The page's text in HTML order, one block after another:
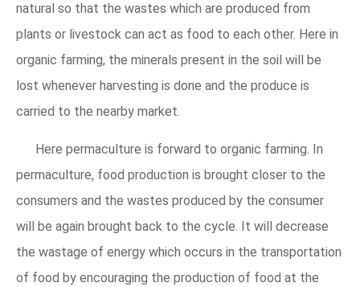
natural so that the wastes which are produced from
plants or livestock can act as food to each other. Here in
organic farming, the minerals present in the soil will be
lost whenever harvesting is done and the produce is
carried to the nearby market.
Here permaculture is forward to organic farming. In
permaculture, food production is brought closer to the
consumers and the wastes produced by the consumer
will be again brought back to the cycle. It will decrease
the wastage of energy which occurs in the transportation
of food by encouraging the production of food at the